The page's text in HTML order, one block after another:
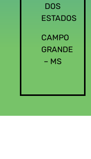
DOS
ESTADOS
CAMPO
GRANDE
– MS